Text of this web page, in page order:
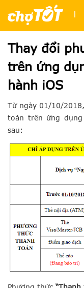
Trung tâm trợ giúp
Thay đổi
trên ứng
hành iOS
Từ ngày 01/10/
toán trên ứng
sau: